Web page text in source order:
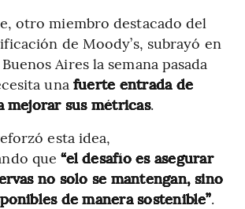
otro miembro destacado del
de Moody’s, subrayó en
Aires la semana pasada
una fuerte entrada de
mejorar sus métricas.
esta idea,
que“el desafío es asegurar
no solo se mantengan, sino
de manera sostenible”.